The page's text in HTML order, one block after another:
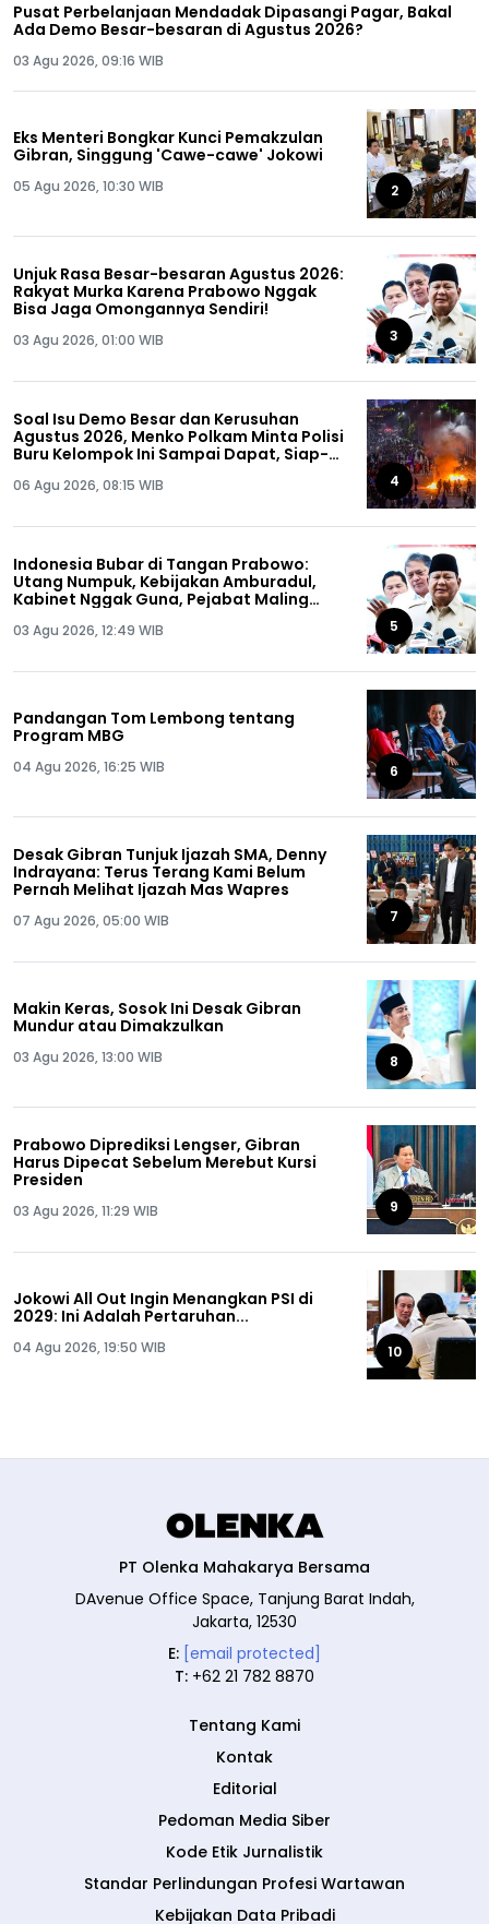
Pusat Perbelanjaan Mendadak Dipasangi Pagar, Bakal
Ada Demo Besar-besaran di Agustus 2026?
03 Agu 2026, 09:16 WIB
Eks Menteri Bongkar Kunci Pemakzulan
Gibran, Singgung 'Cawe-cawe' Jokowi
05 Agu 2026, 10:30 WIB 2
Unjuk Rasa Besar-besaran Agustus 2026:
Rakyat Murka Karena Prabowo Nggak
Bisa Jaga Omongannya Sendiri!
03 Agu 2026, 01:00 WIB 3
Soal Isu Demo Besar dan Kerusuhan
Agustus 2026, Menko Polkam Minta Polisi
Buru Kelompok Ini Sampai Dapat, Siap-
06 Agu 2026, 08:15 WIB 4
Indonesia Bubar di Tangan Prabowo:
Utang Numpuk, Kebijakan Amburadul,
Kabinet Nggak Guna, Pejabat Maling
03 Agu 2026, 12:49 WIB 5
Pandangan Tom Lembong tentang
Program MBG
04 Agu 2026, 16:25 WIB 6
Desak Gibran Tunjuk Ijazah SMA, Denny
Indrayana: Terus Terang Kami Belum
Pernah Melihat Ijazah Mas Wapres
07 Agu 2026, 05:00 WIB 7
Makin Keras, Sosok Ini Desak Gibran
Mundur atau Dimakzulkan
03 Agu 2026, 13:00 WIB 8
Prabowo Diprediksi Lengser, Gibran
Harus Dipecat Sebelum Merebut Kursi
Presiden
03 Agu 2026, 11:29 WIB 9
Jokowi All Out Ingin Menangkan PSI di
2029: Ini Adalah Pertaruhan...
04 Agu 2026, 19:50 WIB 10
PT Olenka Mahakarya Bersama
DAvenue Office Space, Tanjung Barat Indah,
Jakarta, 12530
E: [email protected]
T: +62 21 782 8870
Tentang Kami
Kontak
Editorial
Pedoman Media Siber
Kode Etik Jurnalistik
Standar Perlindungan Profesi Wartawan
Kebijakan Data Pribadi